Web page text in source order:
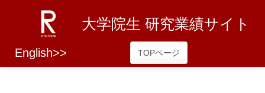
大学院生 研究業績サイト
English>> TOPページ